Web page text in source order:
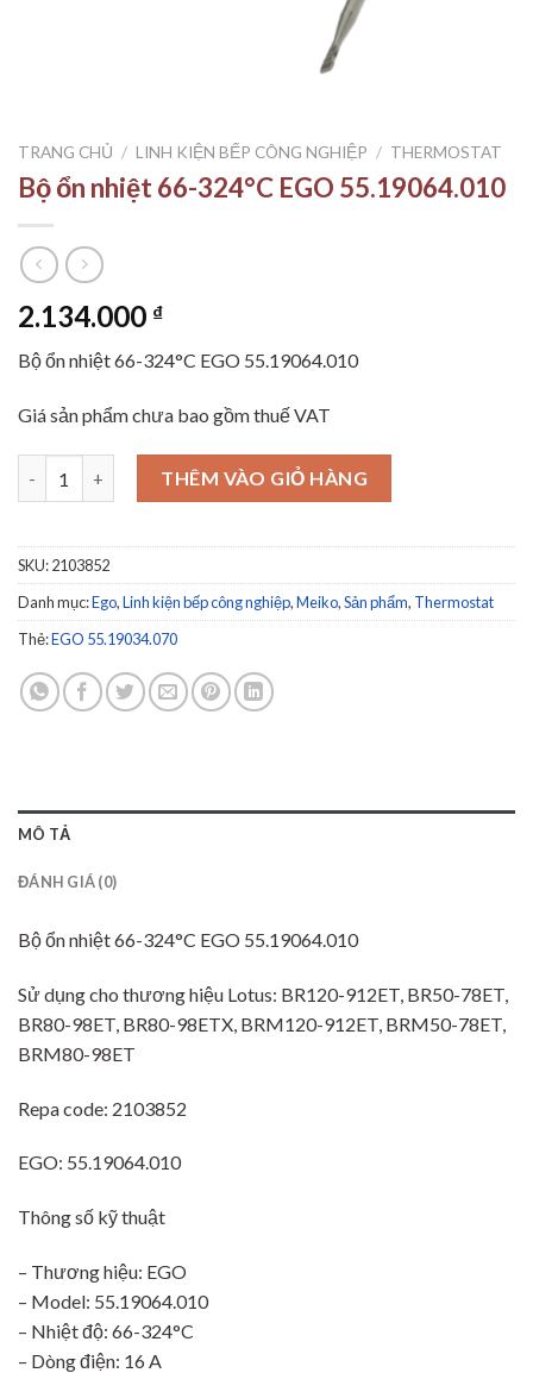
TRANG CHỦ / LINH KIỆN BẾP CÔNG NGHIỆP / THERMOSTAT
Bộ ổn nhiệt 66-324°C EGO 55.19064.010
2.134.000 ₫
Bộ ổn nhiệt 66-324°C EGO 55.19064.010
Giá sản phẩm chưa bao gồm thuế VAT
Bộ ổn nhiệt 66-324°C EGO 55.19064.010 số lượng
THÊM VÀO GIỎ HÀNG
SKU:2103852
Danh mục:Ego,Linh kiện bếp công nghiệp,Meiko,Sản phẩm, Thermostat
Thẻ:EGO 55.19034.070
MÔ TẢ
ĐÁNH GIÁ (0)
Bộ ổn nhiệt 66-324°C EGO 55.19064.010
Sử dụng cho thương hiệu Lotus: BR120-912ET, BR50-78ET,
BR80-98ET, BR80-98ETX, BRM120-912ET, BRM50-78ET,
BRM80-98ET
Repa code: 2103852
EGO: 55.19064.010
Thông số kỹ thuật
– Thương hiệu: EGO
– Model: 55.19064.010
– Nhiệt độ: 66-324°C
– Dòng điện: 16 A